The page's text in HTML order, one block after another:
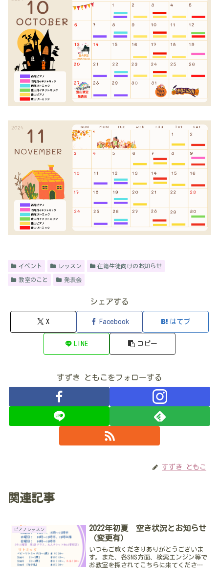
イベント レッスン 在籍生徒向けのお知らせ
教室のこと 発表会
シェアする
X Facebook はてブ
LINE コピー
すずき ともこをフォローする
すずき ともこ
関連記事
ピアノレッスン
2022年初夏 空き状況とお知らせ
（変更有）
いつもご覧くださりありがとうございま
す。また、各SNS方面、検索エンジン等で
お教室を探されてこちらに来てくださっ